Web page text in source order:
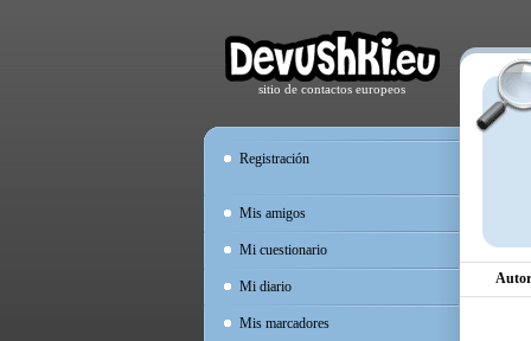
sitio de contactos europeos
Registración
Mis amigos
Mi cuestionario
Mi diario
Mis marcadores